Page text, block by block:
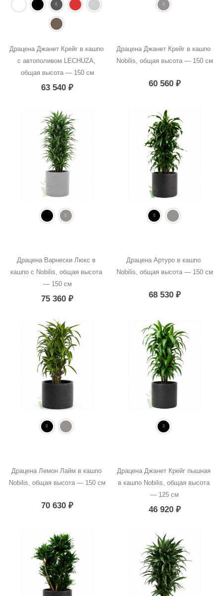
Драцена Джанет Крейг в кашпо
с автополивом LECHUZA,
общая высота — 150 см
63 540₽
Драцена Джанет Крейг в кашпо
Nobilis, общая высота — 150 см
60 560 ₽
Драцена Варнески Люкс в
кашпо с Nobilis, общая высота
— 150 см
75 360₽
Драцена Артуро в кашпо
Nobilis, общая высота — 150 см
68 530 ₽
Драцена Лемон Лайм в кашпо
Nobilis, общая высота — 150 см
70 630₽
Драцена Джанет Крейг пышная
в кашпо Nobilis, общая высота
— 125 см
46 920 ₽